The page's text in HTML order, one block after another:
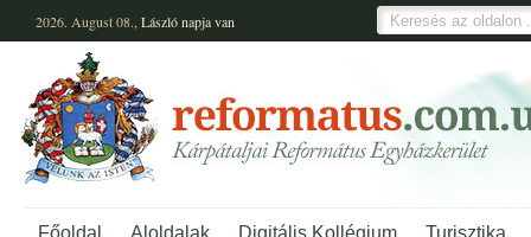
2026. August 08., Lászlónapja van
Főoldal Aloldalak Digitális Kollégium Turisztika